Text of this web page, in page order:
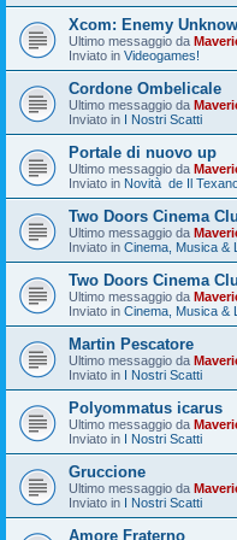
Xcom: Enemy
Ultimo messaggio da
Inviato in Videogames!
Cordone Ombelicale
Ultimo messaggio da
Inviato in I Nostri Scatti
Portale di nuovo up
Ultimo messaggio da
Inviato in Novità de Il
Two Doors Cinema
Ultimo messaggio da
Inviato in Cinema, Musica &
Two Doors Cinema
Ultimo messaggio da
Inviato in Cinema, Musica &
Martin Pescatore
Ultimo messaggio da
Inviato in I Nostri Scatti
Polyommatus icarus
Ultimo messaggio da
Inviato in I Nostri Scatti
Gruccione
Ultimo messaggio da
Inviato in I Nostri Scatti
Amore Fraterno